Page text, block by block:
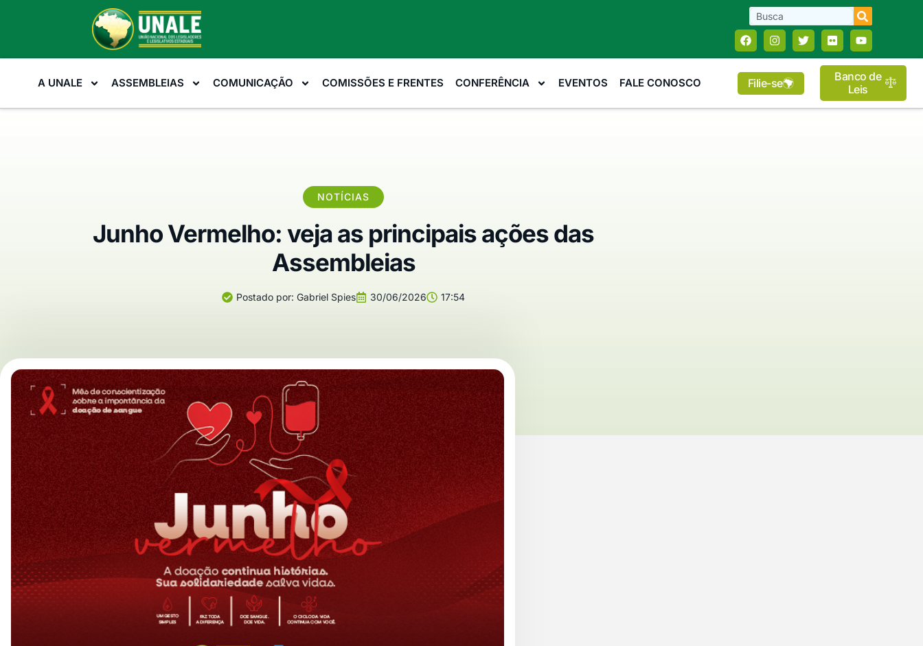
A UNALE ASSEMBLEIAS COMUNICAÇÃO COMISSÕES E FRENTES CONFERÊNCIA EVENTOS FALE CONOSCO Filie-se
Banco de
Leis
NOTÍCIAS
Junho Vermelho: veja as principais ações das
Assembleias
Postado por: Gabriel Spies 30/06/2026 17:54